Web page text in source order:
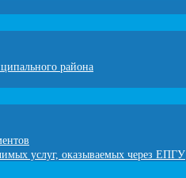
района
услуг, оказываемых через ЕПГУ